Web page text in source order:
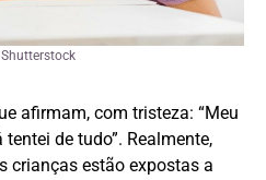
afirmam, com tristeza: “Meu
de tudo”. Realmente,
crianças estão expostas a